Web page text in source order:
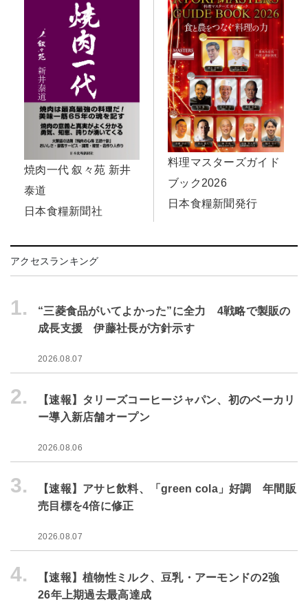
焼肉一代 叙々苑 新井
泰道
日本食糧新聞社
料理マスターズガイド
ブック2026
日本食糧新聞発行
アクセスランキング
1.
“三菱食品がいてよかった”に全力 4戦略で製販の
成長支援 伊藤社長が方針示す
2026.08.07
2.
【速報】タリーズコーヒージャパン、初のベーカリ
ー導入新店舗オープン
2026.08.06
3.
【速報】アサヒ飲料、「green cola」好調 年間販
売目標を4倍に修正
2026.08.07
4.
【速報】植物性ミルク、豆乳・アーモンドの2強
26年上期過去最高達成